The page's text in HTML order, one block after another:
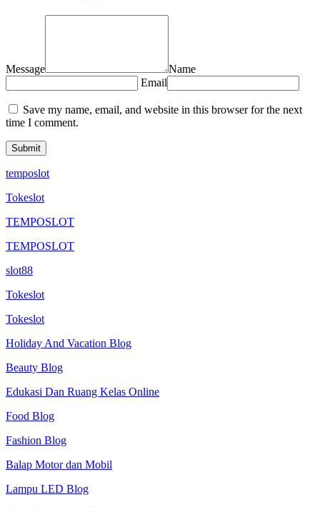
Message
Name
Email
Save my name, email, and website in this browser for the next
time I comment.
temposlot
Tokeslot
TEMPOSLOT
TEMPOSLOT
slot88
Tokeslot
Tokeslot
Holiday And Vacation Blog
Beauty Blog
Edukasi Dan Ruang Kelas Online
Food Blog
Fashion Blog
Balap Motor dan Mobil
Lampu LED Blog